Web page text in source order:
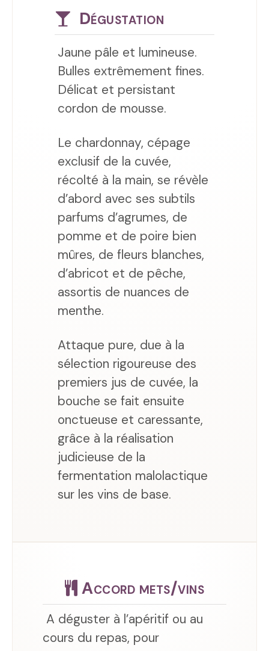
Dégustation
Jaune pâle et lumineuse.
Bulles extrêmement fines.
Délicat et persistant
cordon de mousse.
Le chardonnay, cépage
exclusif de la cuvée,
récolté à la main, se révèle
d’abord avec ses subtils
parfums d’agrumes, de
pomme et de poire bien
mûres, de fleurs blanches,
d’abricot et de pêche,
assortis de nuances de
menthe.
Attaque pure, due à la
sélection rigoureuse des
premiers jus de cuvée, la
bouche se fait ensuite
onctueuse et caressante,
grâce à la réalisation
judicieuse de la
fermentation malolactique
sur les vins de base.
Accord mets/vins
A déguster à l’apéritif ou au
cours du repas, pour